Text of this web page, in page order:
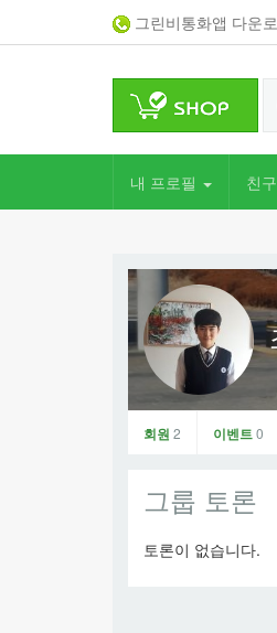
그린비통화앱 다운
내 프로필 친
회원 2 이벤트0
그룹 토론
토론이 없습니다.